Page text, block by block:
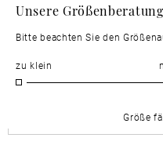
Unsere Größenberatung
Bitte beachten Sie den
zu klein
Größe